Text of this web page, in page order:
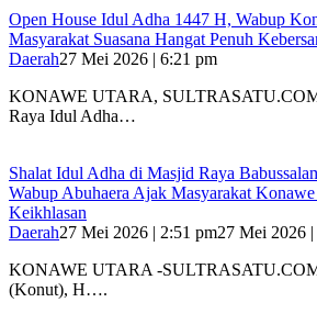
Open House Idul Adha 1447 H, Wabup
Masyarakat Suasana Hangat Penuh
Daerah27 Mei 2026 | 6:21 pm
KONAWE UTARA,
Raya Idul Adha…
Shalat Idul Adha di Masjid Raya
Wabup Abuhaera Ajak Masyarakat
Keikhlasan
Daerah27 Mei 2026 | 2:51 pm27 Mei 2026
KONAWE UTARA -
(Konut), H….